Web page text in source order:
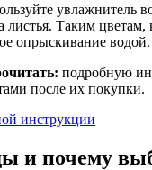
увлажнитель
листья. Таким цветам,
опрыскивание водой.
подробную
после их покупки.
инструкции
и почему